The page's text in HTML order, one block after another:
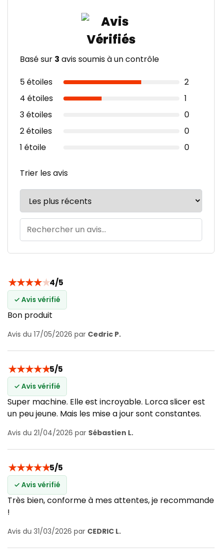
Basé sur 3 avis soumis à un contrôle
5 étoiles
2
4 étoiles
1
3 étoiles
0
2 étoiles
0
1 étoile
0
Trier les avis
★★★★★4/5
✓ Avis vérifié
Bon produit
Avis du 17/05/2026 par Cedric P.
★★★★★5/5
✓ Avis vérifié
Super machine. Elle est incroyable. L.orca slicer est
un peu jeune. Mais les mise a jour sont constantes.
Avis du 21/04/2026 par Sébastien L.
★★★★★5/5
✓ Avis vérifié
Très bien, conforme à mes attentes, je recommande
!
Avis du 31/03/2026 par CEDRIC L.